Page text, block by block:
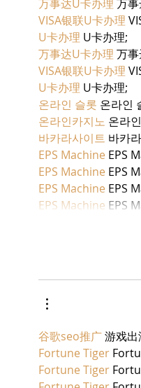
万事达U卡办理 万
VISA银联U卡办理
U卡办理 U卡办理;
万事达U卡办理 万
VISA银联U卡办理
U卡办理 U卡办理;
온라인 슬롯 온라인
온라인카지노 온라
바카라사이트 바카
EPS Machine EPS
EPS Machine EPS
EPS Machine EPS
EPS Machine EPS
谷歌seo推广 游戏
Fortune Tiger
Fortune Tiger